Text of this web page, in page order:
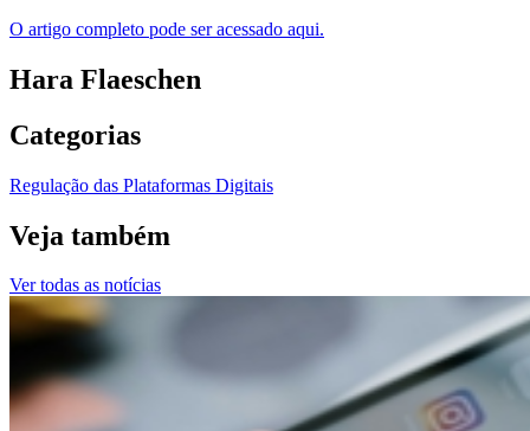
O artigo completo pode ser acessado aqui.
Hara Flaeschen
Categorias
Regulação das Plataformas Digitais
Veja também
Ver todas as notícias